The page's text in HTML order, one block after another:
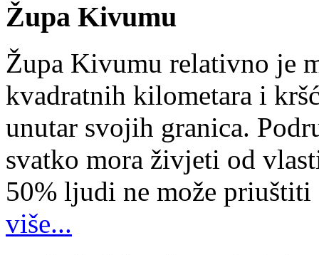
Župa Kivumu
Župa Kivumu relativno je
kvadratnih kilometara i
unutar svojih granica.
svatko mora živjeti od
50% ljudi ne može
više...